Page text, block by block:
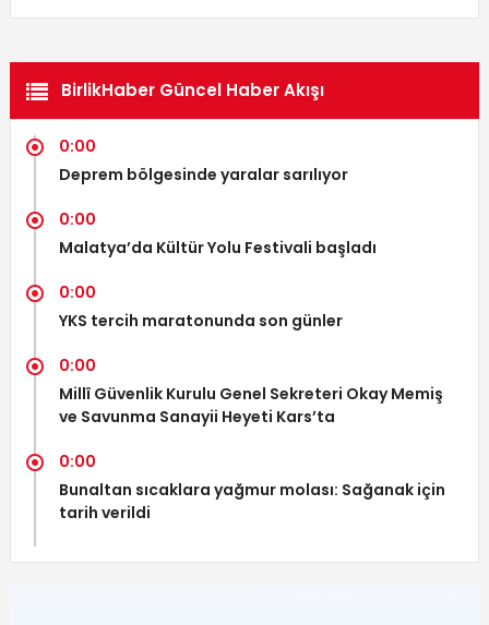
BirlikHaber Güncel Haber Akışı
0:00
Deprem bölgesinde yaralar sarılıyor
0:00
Malatya’da Kültür Yolu Festivali başladı
0:00
YKS tercih maratonunda son günler
0:00
Millî Güvenlik Kurulu Genel Sekreteri Okay Memiş
ve Savunma Sanayii Heyeti Kars’ta
0:00
Bunaltan sıcaklara yağmur molası: Sağanak için
tarih verildi